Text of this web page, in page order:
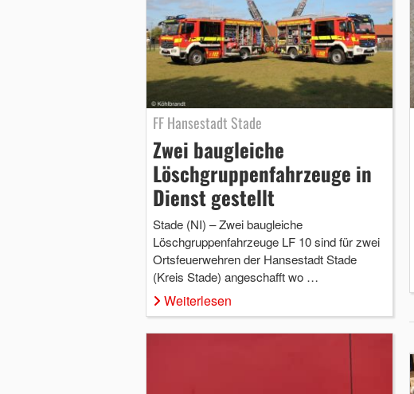
FF Hansestadt Stade
Zwei baugleiche
Löschgruppenfahrzeuge in
Dienst gestellt
Stade (NI) – Zwei baugleiche
Löschgruppenfahrzeuge LF 10 sind für zwei
Ortsfeuerwehren der Hansestadt Stade
(Kreis Stade) angeschafft wo …
Weiterlesen